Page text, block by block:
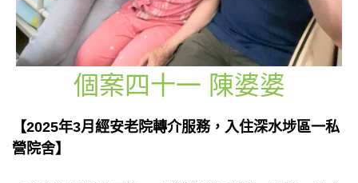
個案四十一 陳婆婆
【2025年3月經安老院轉介服務，入住深水埗區一私
營院舍】